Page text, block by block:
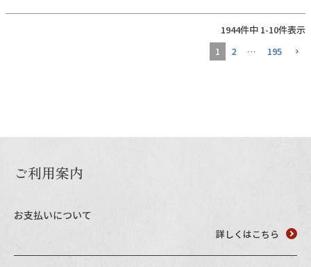
1944件中 1-10件表示
1
2 … 195
ご利用案内
お支払いについて
詳しくはこちら